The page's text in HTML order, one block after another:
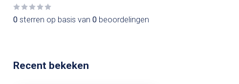
0 sterren op basis van 0 beoordelingen
Recent bekeken